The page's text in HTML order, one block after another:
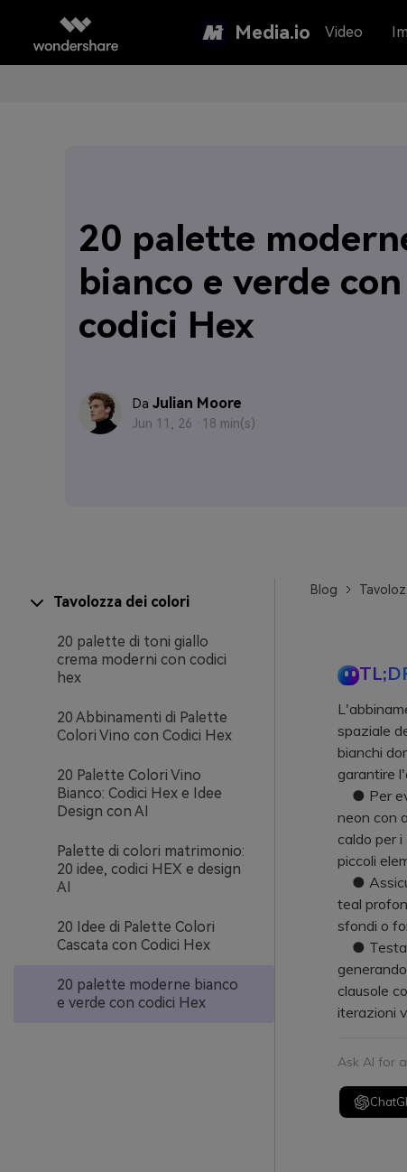
Media.io Video
20 palette
bianco e verde con
codici Hex
Da Julian Moore
Jun 11, 26 · 18 min(s)
Tavolozza dei colori
20 palette di toni giallo
crema moderni con codici
hex
20 Abbinamenti di Palette
Colori Vino con Codici Hex
20 Palette Colori Vino
Bianco: Codici Hex e Idee
Design con AI
Palette di colori matrimonio:
20 idee, codici HEX e design
AI
20 Idee di Palette Colori
Cascata con Codici Hex
20 palette moderne bianco
e verde con codici Hex
Blog
spaziale
bianchi
garantire
● Per
neon con
caldo per
piccoli
●
teal
sfondi o
● Testa
clausole
iterazioni
Ask AI for